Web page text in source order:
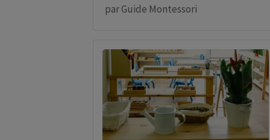
parGuide Montessori